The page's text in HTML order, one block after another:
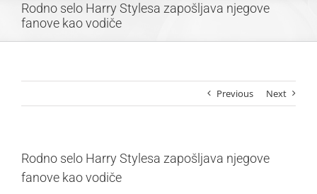
Rodno selo Harry Stylesa zapošljava njegove
fanove kao vodiče
Previous Next
Rodno selo Harry Stylesa zapošljava njegove
fanove kao vodiče